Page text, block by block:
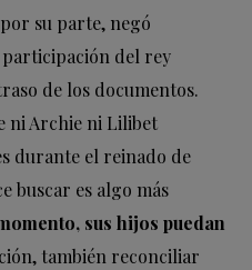
su parte, negó
del rey
de los documentos.
ni Archie ni Lilibet
durante el reinado de
buscar es algo más
sus hijos puedan
también reconciliar